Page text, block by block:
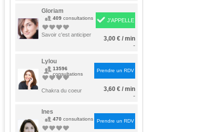
Gloriam
409 consultations
Savoir c'est anticiper
J'APPELLE
3,00 € / min
-
Lylou
13596
consultations
Chakra du coeur
Prendre un RDV
3,60 € / min
-
Ines
470 consultations Prendre un RDV